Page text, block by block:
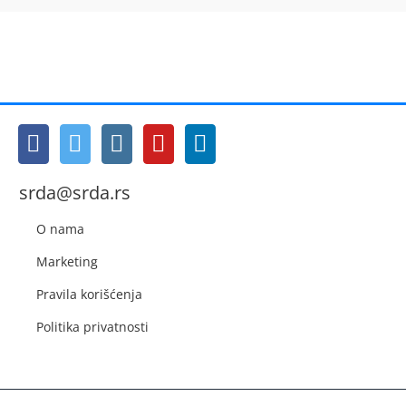
srda@srda.rs
O nama
Marketing
Pravila korišćenja
Politika privatnosti